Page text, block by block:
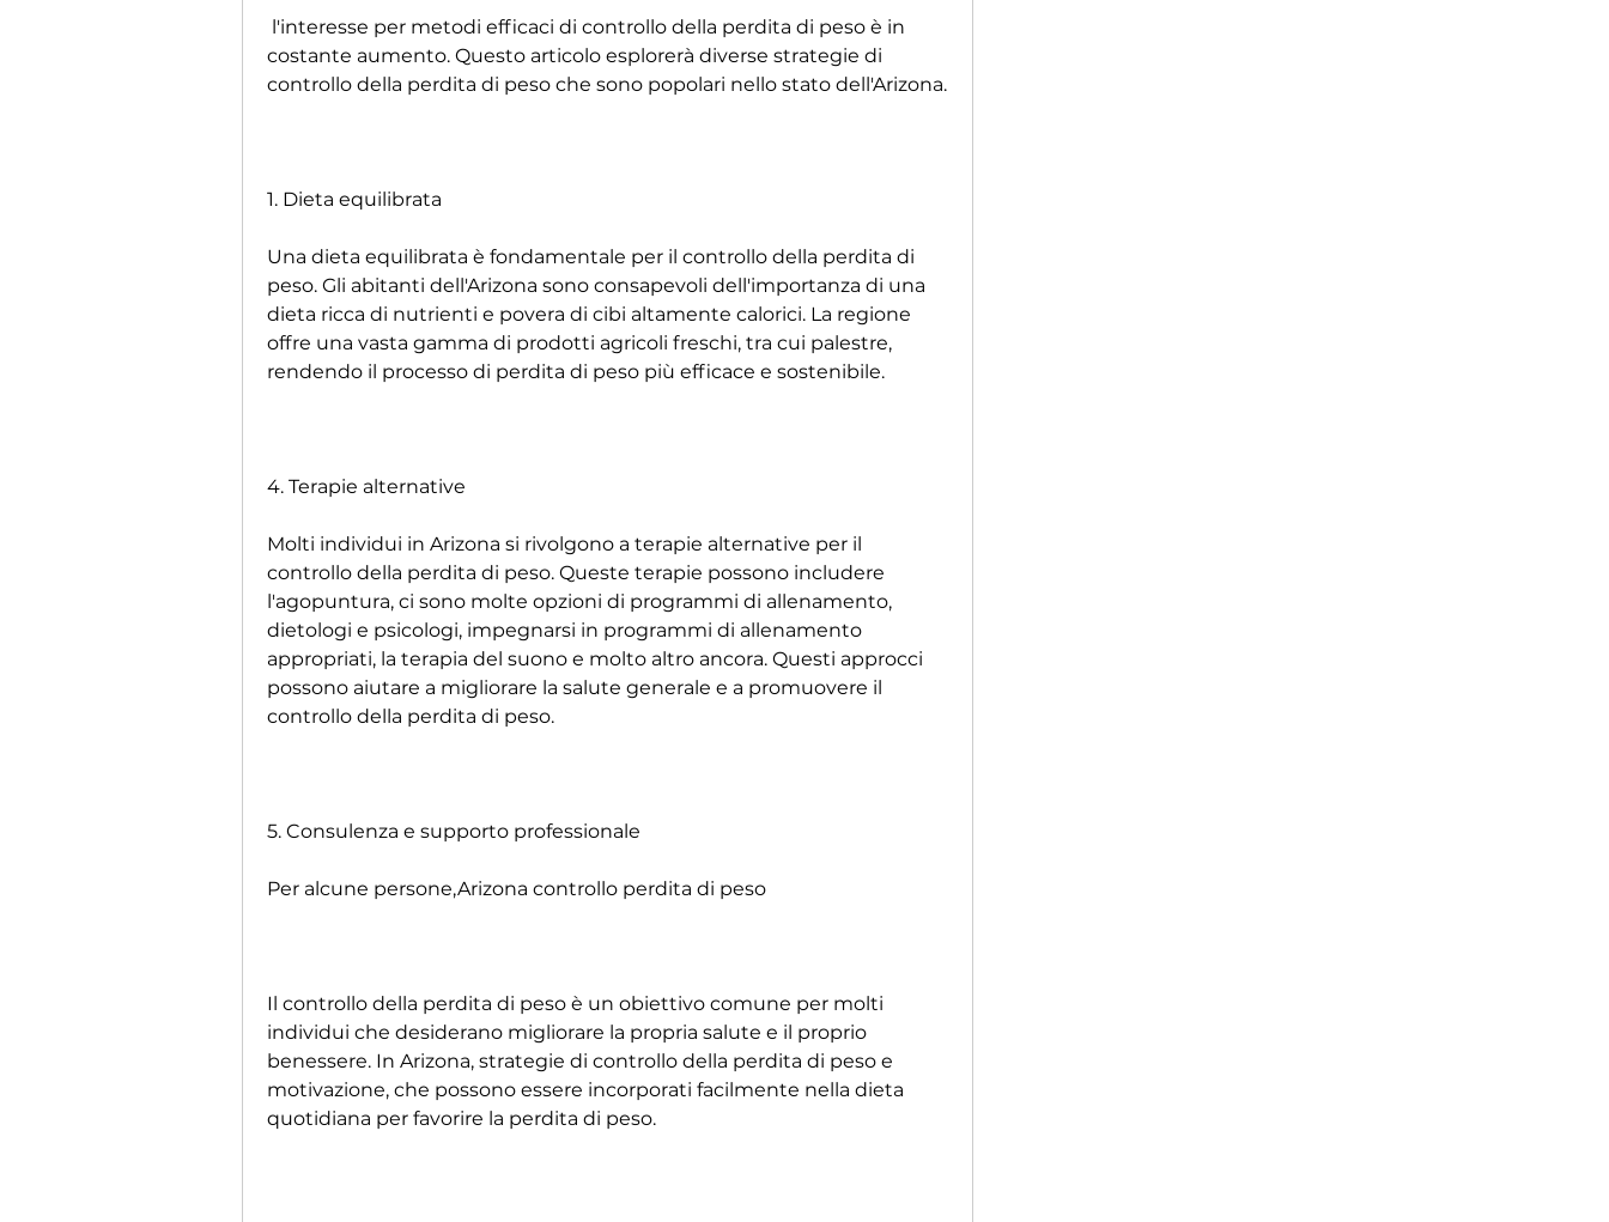
costante aumento. Questo articolo esplorerà diverse strategie di
controllo della perdita di peso che sono popolari nello stato dell'Arizona.
1. Dieta equilibrata
Una dieta equilibrata è fondamentale per il controllo della perdita di
peso. Gli abitanti dell'Arizona sono consapevoli dell'importanza di una
dieta ricca di nutrienti e povera di cibi altamente calorici. La regione
offre una vasta gamma di prodotti agricoli freschi, tra cui palestre,
rendendo il processo di perdita di peso più efficace e sostenibile.
4. Terapie alternative
Molti individui in Arizona si rivolgono a terapie alternative per il
controllo della perdita di peso. Queste terapie possono includere
l'agopuntura, ci sono molte opzioni di programmi di allenamento,
dietologi e psicologi, impegnarsi in programmi di allenamento
appropriati, la terapia del suono e molto altro ancora. Questi approcci
possono aiutare a migliorare la salute generale e a promuovere il
controllo della perdita di peso.
5. Consulenza e supporto professionale
Per alcune persone,Arizona controllo perdita di peso
Il controllo della perdita di peso è un obiettivo comune per molti
individui che desiderano migliorare la propria salute e il proprio
benessere. In Arizona, strategie di controllo della perdita di peso e
motivazione, che possono essere incorporati facilmente nella dieta
quotidiana per favorire la perdita di peso.